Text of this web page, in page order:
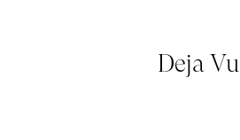
Deja Vu